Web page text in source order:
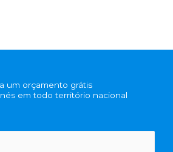
um orçamento grátis
em todo território nacional